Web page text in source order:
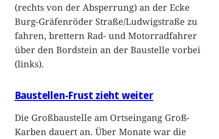
(rechts von der Absperrung) an der Ecke
Burg-Gräfenröder Straße/Ludwigstraße zu
fahren, brettern Rad- und Motorradfahrer
über den Bordstein an der Baustelle vorbei
(links).
Baustellen-Frust zieht weiter
Die Großbaustelle am Ortseingang Groß-
Karben dauert an. Über Monate war die